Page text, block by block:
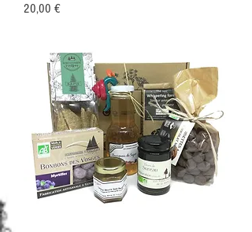
Prix
20,00 €